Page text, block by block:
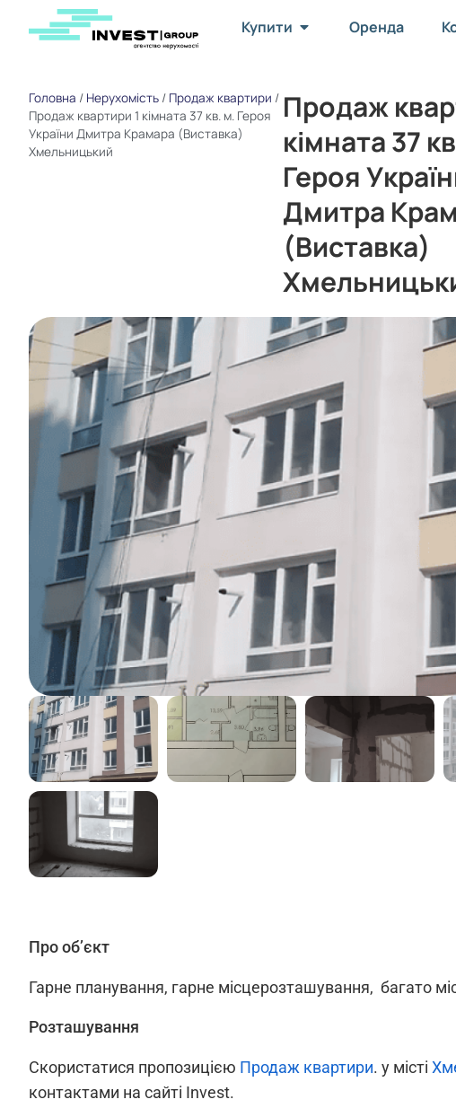
Купити Оренда
Головна / Нерухомість / Продаж квартири /
Продаж квартири 1 кімната 37 кв. м. Героя
України Дмитра Крамара (Виставка)
Хмельницький
Продаж
кімната 37
Героя
Дмитра
(Виставка)
Про об’єкт
Гарне планування, гарне місцерозташування, багато
Розташування
Скористатися пропозицією Продаж квартири. у місті
контактами на сайті Invest.